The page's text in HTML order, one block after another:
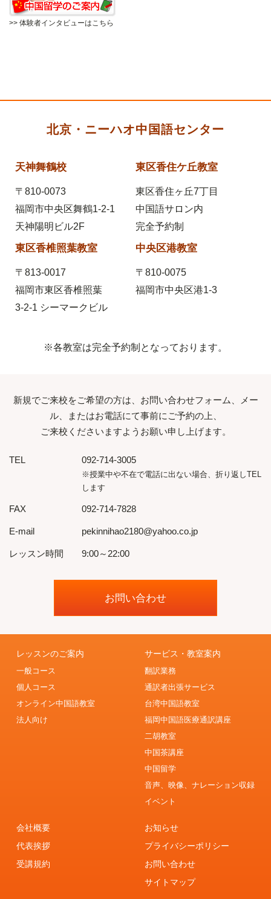
>> 体験者インタビューはこちら
北京・ニーハオ中国語センター
天神舞鶴校
〒810-0073
福岡市中央区舞鶴1-2-1
天神陽明ビル2F
東区香住ケ丘教室
東区香住ヶ丘7丁目
中国語サロン内
完全予約制
東区香椎照葉教室
〒813-0017
福岡市東区香椎照葉
3-2-1 シーマークビル
中央区港教室
〒810-0075
福岡市中央区港1-3
※各教室は完全予約制となっております。
新規でご来校をご希望の方は、お問い合わせフォーム、メー
ル、またはお電話にて事前にご予約の上、
ご来校くださいますようお願い申し上げます。
TEL 092-714-3005
※授業中や不在で電話に出ない場合、折り返しTEL
します
FAX 092-714-7828
E-mail pekinnihao2180@yahoo.co.jp
レッスン時間 9:00～22:00
お問い合わせ
レッスンのご案内
一般コース
個人コース
オンライン中国語教室
法人向け
サービス・教室案内
翻訳業務
通訳者出張サービス
台湾中国語教室
福岡中国語医療通訳講座
二胡教室
中国茶講座
中国留学
音声、映像、ナレーション収録
イベント
会社概要
代表挨拶
受講規約
お知らせ
プライバシーポリシー
お問い合わせ
サイトマップ